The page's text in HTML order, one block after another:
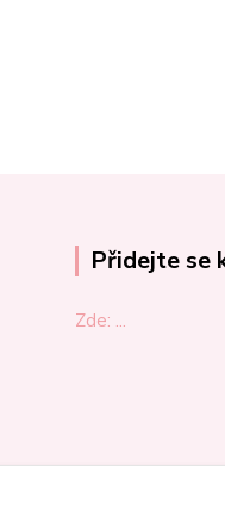
Přidejte se
Zde: ...